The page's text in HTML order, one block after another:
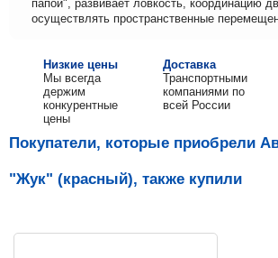
папой", развивает ловкость, координацию
осуществлять пространственные
Низкие цены
Мы всегда
держим
конкурентные
цены
Доставка
Транспортными
компаниями по
всей России
Покупатели, которые приобрели
"Жук" (красный), также купили